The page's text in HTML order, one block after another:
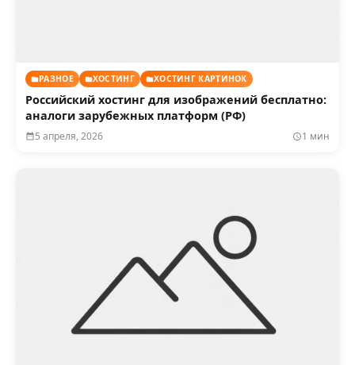
РАЗНОЕ ХОСТИНГ ХОСТИНГ КАРТИНОК
Российский хостинг для изображений бесплатно:
аналоги зарубежных платформ (РФ)
5 апреля, 2026 1 мин